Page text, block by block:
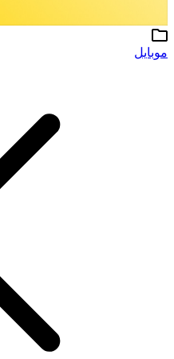
موبایل